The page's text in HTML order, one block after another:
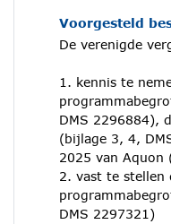
Voorgesteld
De verenigde
1. kennis te
DMS 2296884),
(bijlage 3, 4,
2025 van Aquon
2. vast te stellen
DMS 2297321)